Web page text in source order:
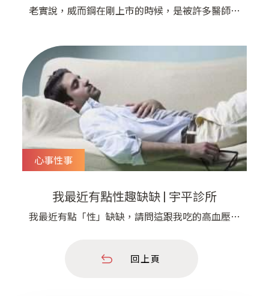
嗎？ | 宇平診所
老實說，威而鋼在剛上市的時候，是被許多醫師相
看它，威而鋼其實就是「春藥」！ 然而時至今
日，世界衛生組織早已經認定「性」的正常表現是
天賦人權，也是應該的。 我們醫生也發現如果男
性有性功能障礙，或是勃起困難的情況，會嚴重的
影響個人自信，並會影響到伴侶的關係。
心事性事
我最近有點性趣缺缺 | 宇平診所
我最近有點「性」缺缺，請問這跟我吃的高血壓藥
他「不舉」，這真的太嚴重了啊！ 對於高血壓藥
回上頁